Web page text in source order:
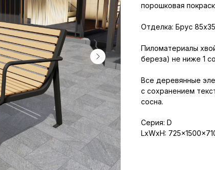
порошковая
Отделка: Брус
Пиломатериалы
береза) не ниже 1
Все деревянные
с сохранением
сосна.
Серия: D
LxWxH: